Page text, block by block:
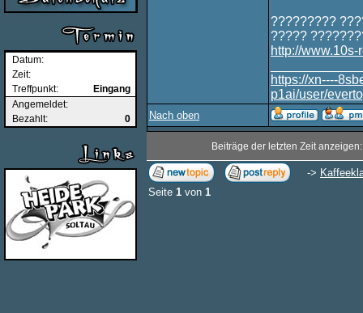
Datum:
Zeit:
Treffpunkt:
Eingang
Angemeldet:
Bezahlt:
0
?????????
?????
http://
https://xn----
p1ai/user/
Nach oben
Beiträge der letzten Zeit
->
Seite 1 von 1